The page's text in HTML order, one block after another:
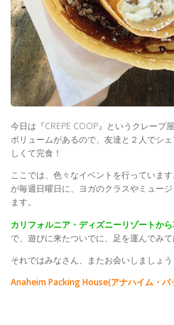
今日は『CREPE COOP』というクレープ
ボリュームがあるので、友達と２人でシ
しくて完食！
ここでは、色々なイベントを行っていま
が毎週日曜日に、ヨガのクラスやミュー
ます。
カリフォルニア・ディズニーリゾートか
で、遊びに来たついでに、足を運んでみて
それではみなさん、またお会いしましょう
Anaheim Packing House(アナハイム・パ